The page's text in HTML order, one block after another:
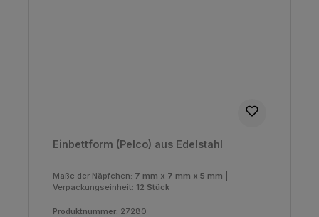
Einbettform (Pelco) aus Edelstahl
Maße der Näpfchen: 7 mm x 7 mm x 5 mm
Verpackungseinheit: 12 Stück
Produktnummer: 27280